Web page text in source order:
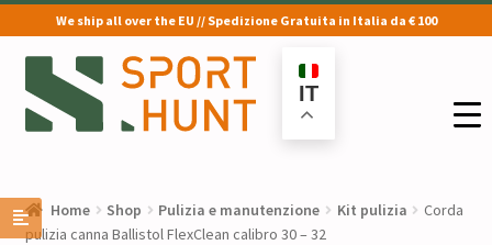
We ship all over the EU // Spedizione Gratuita in Italia da € 100
Vai
alla
navigazione
Vai
al
contenuto
IT
Home Shop Pulizia e manutenzione Kit pulizia
Corda
pulizia canna Ballistol FlexClean calibro 30 – 32